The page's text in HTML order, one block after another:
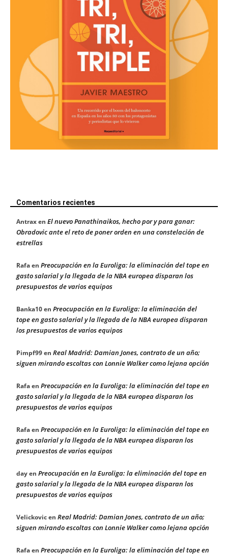
Comentarios recientes
Antraxen El nuevo Panathinaikos, hecho por y para ganar:
Obradovic ante el reto de poner orden en una constelación de
estrellas
Rafaen Preocupación en la Euroliga: la eliminación del tope en
gasto salarial y la llegada de la NBA europea disparan los
presupuestos de varios equipos
Banka10en Preocupación en la Euroliga: la eliminación del
tope en gasto salarial y la llegada de la NBA europea disparan
los presupuestos de varios equipos
Pimpf99en Real Madrid: Damian Jones, contrato de un año;
siguen mirando escoltas con Lonnie Walker como lejana opción
Rafaen Preocupación en la Euroliga: la eliminación del tope en
gasto salarial y la llegada de la NBA europea disparan los
presupuestos de varios equipos
Rafaen Preocupación en la Euroliga: la eliminación del tope en
gasto salarial y la llegada de la NBA europea disparan los
presupuestos de varios equipos
dayen Preocupación en la Euroliga: la eliminación del tope en
gasto salarial y la llegada de la NBA europea disparan los
presupuestos de varios equipos
Velickovicen Real Madrid: Damian Jones, contrato de un año;
siguen mirando escoltas con Lonnie Walker como lejana opción
Rafaen Preocupación en la Euroliga: la eliminación del tope en